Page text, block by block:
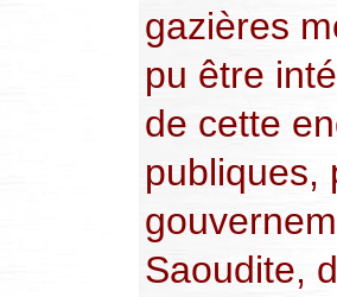
gazières
pu être
de cette
publiques,
Saoudite,